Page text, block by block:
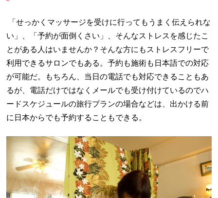
「せっかくマッサージを受けに行ってもうまく伝えられな
い」、「予約が面倒くさい」、そんなストレスを感じたこ
とがある人はいませんか？そんな方にもストレスフリーで
利用できるサロンでもある。予約も施術も日本語での対応
が可能だ。もちろん、当日の電話でも対応できることもあ
るが、電話だけではなくメールでも受け付けているのでハ
ードスケジュールの旅行プランの場合などは、出かける前
に日本からでも予約することもできる。